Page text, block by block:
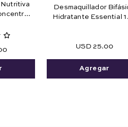
Desmaquillador
Hidratante Essential
USD 25.00
Agregar